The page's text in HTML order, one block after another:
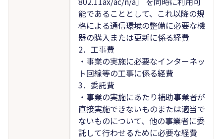
能であることとして、これ以降の規
格による通信環境の整備に必要な機
器の購入または更新に係る経費
2．工事費
・事業の実施に必要なインターネッ
ト回線等の工事に係る経費
3．委託費
・事業の実施にあたり補助事業者が
直接実施できないものまたは適当で
ないものについて、他の事業者に委
託して行わせるために必要な経費